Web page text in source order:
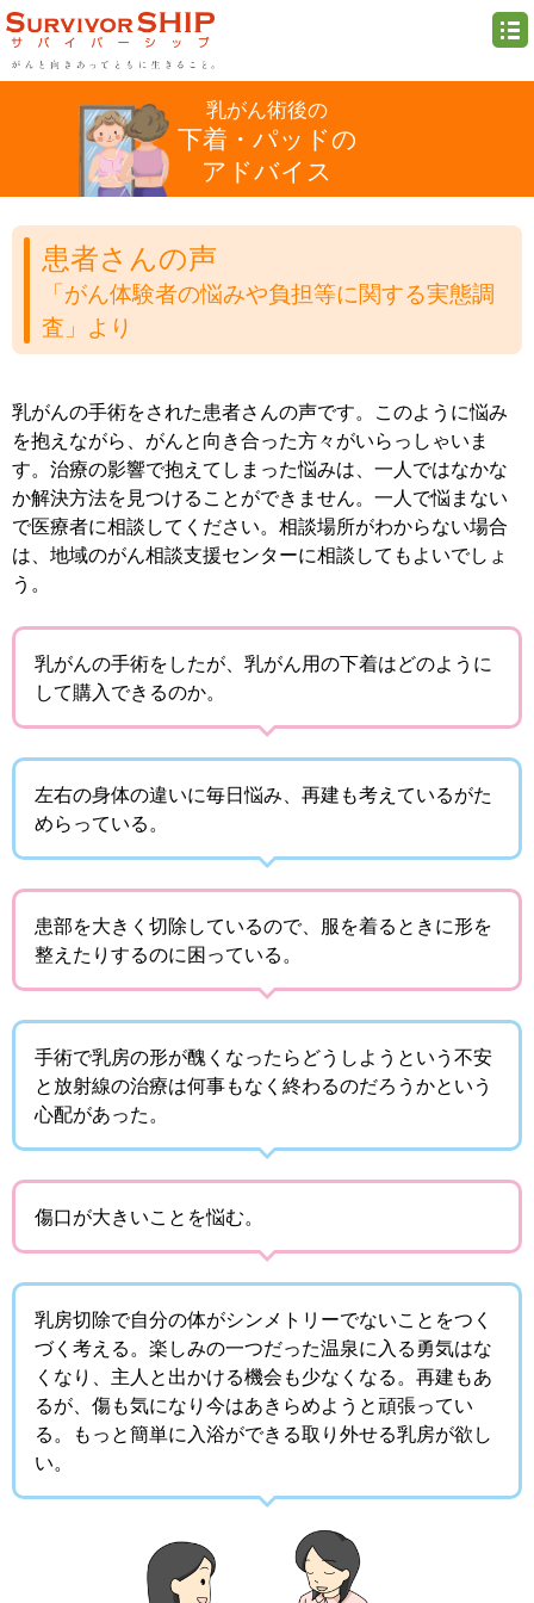
乳がん術後の
下着・パッドの
アドバイス
患者さんの声
「がん体験者の悩みや負担等に関する実態調
査」より
乳がんの手術をされた患者さんの声です。このように悩み
を抱えながら、がんと向き合った方々がいらっしゃいま
す。治療の影響で抱えてしまった悩みは、一人ではなかな
か解決方法を見つけることができません。一人で悩まない
で医療者に相談してください。相談場所がわからない場合
は、地域のがん相談支援センターに相談してもよいでしょ
う。
乳がんの手術をしたが、乳がん用の下着はどのように
して購入できるのか。
左右の身体の違いに毎日悩み、再建も考えているがた
めらっている。
患部を大きく切除しているので、服を着るときに形を
整えたりするのに困っている。
手術で乳房の形が醜くなったらどうしようという不安
と放射線の治療は何事もなく終わるのだろうかという
心配があった。
傷口が大きいことを悩む。
乳房切除で自分の体がシンメトリーでないことをつく
づく考える。楽しみの一つだった温泉に入る勇気はな
くなり、主人と出かける機会も少なくなる。再建もあ
るが、傷も気になり今はあきらめようと頑張ってい
る。もっと簡単に入浴ができる取り外せる乳房が欲し
い。